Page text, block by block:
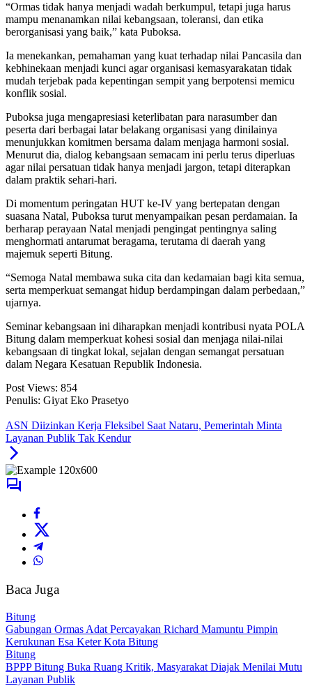
“Ormas tidak hanya menjadi wadah berkumpul, tetapi juga harus
mampu menanamkan nilai kebangsaan, toleransi, dan etika
berorganisasi yang baik,” kata Puboksa.
Ia menekankan, pemahaman yang kuat terhadap nilai Pancasila dan
kebhinekaan menjadi kunci agar organisasi kemasyarakatan tidak
mudah terjebak pada kepentingan sempit yang berpotensi memicu
konflik sosial.
Puboksa juga mengapresiasi keterlibatan para narasumber dan
peserta dari berbagai latar belakang organisasi yang dinilainya
menunjukkan komitmen bersama dalam menjaga harmoni sosial.
Menurut dia, dialog kebangsaan semacam ini perlu terus diperluas
agar nilai persatuan tidak hanya menjadi jargon, tetapi diterapkan
dalam praktik sehari-hari.
Di momentum peringatan HUT ke-IV yang bertepatan dengan
suasana Natal, Puboksa turut menyampaikan pesan perdamaian. Ia
berharap perayaan Natal menjadi pengingat pentingnya saling
menghormati antarumat beragama, terutama di daerah yang
majemuk seperti Bitung.
“Semoga Natal membawa suka cita dan kedamaian bagi kita semua,
serta memperkuat semangat hidup berdampingan dalam perbedaan,”
ujarnya.
Seminar kebangsaan ini diharapkan menjadi kontribusi nyata POLA
Bitung dalam memperkuat kohesi sosial dan menjaga nilai-nilai
kebangsaan di tingkat lokal, sejalan dengan semangat persatuan
dalam Negara Kesatuan Republik Indonesia.
Post Views: 854
Penulis: Giyat Eko Prasetyo
ASN Diizinkan Kerja Fleksibel Saat Nataru, Pemerintah Minta
Layanan Publik Tak Kendur
Baca Juga
Bitung
Gabungan Ormas Adat Percayakan Richard Mamuntu Pimpin
Kerukunan Esa Keter Kota Bitung
Bitung
BPPP Bitung Buka Ruang Kritik, Masyarakat Diajak Menilai Mutu
Layanan Publik